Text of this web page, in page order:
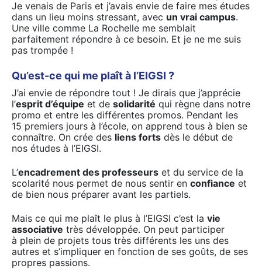
Je venais de Paris et j’avais envie de faire mes études
dans un lieu moins stressant, avec un vrai campus.
Une ville comme La Rochelle me semblait
parfaitement répondre à ce besoin. Et je ne me suis
pas trompée !
Qu’est-ce qui me plaît à l’EIGSI ?
J’ai envie de répondre tout ! Je dirais que j’apprécie
l’esprit d’équipe et de solidarité qui règne dans notre
promo et entre les différentes promos. Pendant les
15 premiers jours à l’école, on apprend tous à bien se
connaître. On crée des liens forts dès le début de
nos études à l’EIGSI.
L’encadrement des professeurs et du service de la
scolarité nous permet de nous sentir en confiance et
de bien nous préparer avant les partiels.
Mais ce qui me plaît le plus à l’EIGSI c’est la vie
associative très développée. On peut participer
à plein de projets tous très différents les uns des
autres et s’impliquer en fonction de ses goûts, de ses
propres passions.